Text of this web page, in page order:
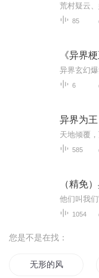
85
《异界
6
异界为
585
1054
您是不是在找：
无形的风